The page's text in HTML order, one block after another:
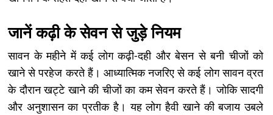
जानें कढ़ी के सेवन से जुड़े नियम
सावन के महीने में कई लोग कढ़ी-दही और बेसन से बनी चीजों को
खाने से परहेज करते हैं। आध्यात्मिक नजरिए से कई लोग सावन व्रत
के दौरान खट्टे खाने की चीजों का कम सेवन करते हैं। जोकि सादगी
और अनुशासन का प्रतीक है। यह लोग हैवी खाने की बजाय उबले